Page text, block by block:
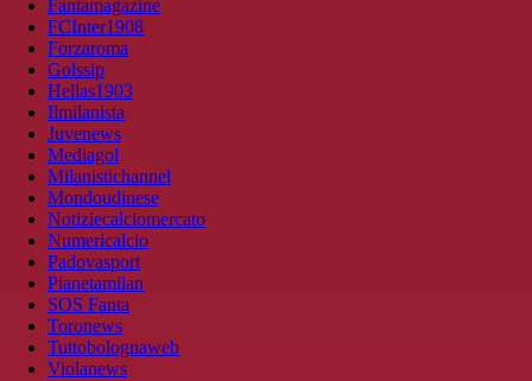
Fantamagazine
FCInter1908
Forzaroma
Golssip
Hellas1903
Ilmilanista
Juvenews
Mediagol
Milanistichannel
Mondoudinese
Notiziecalciomercato
Numericalcio
Padovasport
Pianetamilan
SOS Fanta
Toronews
Tuttobolognaweb
Violanews